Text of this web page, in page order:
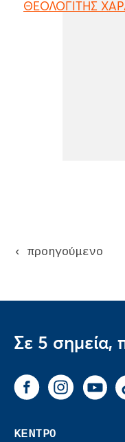
ΘΕΟΛΟΓΙΤΗΣ
‹ προηγούμενο
Σε 5 σημεία,
FacebookInstagram
You Tube
ΚΕΝΤΡΟ